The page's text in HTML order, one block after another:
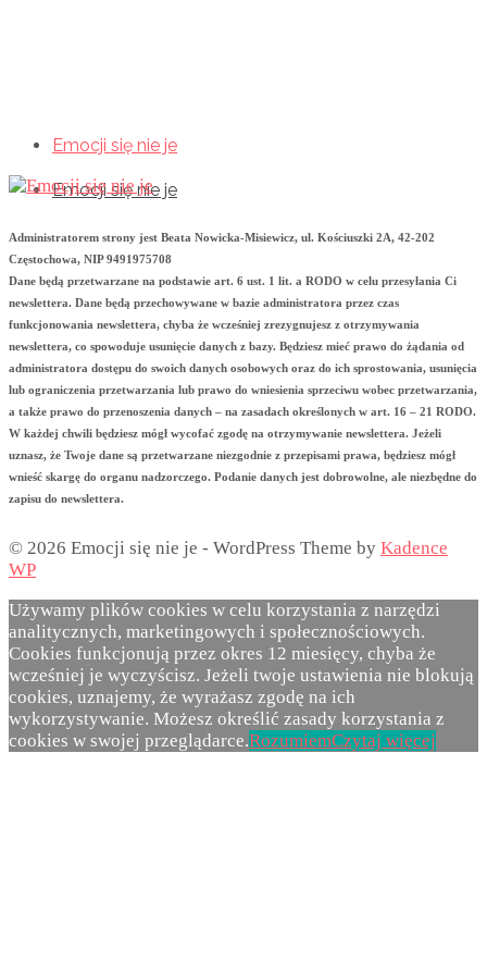
Emocji się nie je
Emocji się nie je
Administratorem strony jest Beata Nowicka-Misiewicz, ul. Kościuszki 2A, 42-202
Częstochowa, NIP 9491975708
Dane będą przetwarzane na podstawie art. 6 ust. 1 lit. a RODO w celu przesyłania Ci
newslettera. Dane będą przechowywane w bazie administratora przez czas
funkcjonowania newslettera, chyba że wcześniej zrezygnujesz z otrzymywania
newslettera, co spowoduje usunięcie danych z bazy. Będziesz mieć prawo do żądania od
administratora dostępu do swoich danych osobowych oraz do ich sprostowania, usunięcia
lub ograniczenia przetwarzania lub prawo do wniesienia sprzeciwu wobec przetwarzania,
a także prawo do przenoszenia danych – na zasadach określonych w art. 16 – 21 RODO.
W każdej chwili będziesz mógł wycofać zgodę na otrzymywanie newslettera. Jeżeli
uznasz, że Twoje dane są przetwarzane niezgodnie z przepisami prawa, będziesz mógł
wnieść skargę do organu nadzorczego. Podanie danych jest dobrowolne, ale niezbędne do
zapisu do newslettera.
© 2026 Emocji się nie je - WordPress Theme by Kadence
WP
Używamy plików cookies w celu korzystania z narzędzi
analitycznych, marketingowych i społecznościowych.
Cookies funkcjonują przez okres 12 miesięcy, chyba że
wcześniej je wyczyścisz. Jeżeli twoje ustawienia nie blokują
cookies, uznajemy, że wyrażasz zgodę na ich
wykorzystywanie. Możesz określić zasady korzystania z
cookies w swojej przeglądarce.RozumiemCzytaj więcej